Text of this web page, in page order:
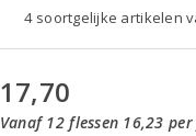
4 soortgelijke artikelen
17,70
Vanaf 12 flessen 16,23